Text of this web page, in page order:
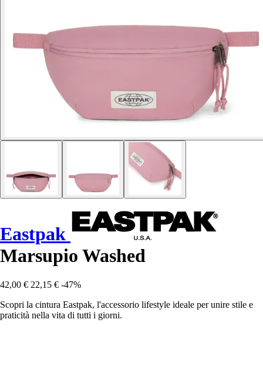
Eastpak
Marsupio Washed
42,00 € 22,15 € -47%
Scopri la cintura Eastpak, l'accessorio lifestyle ideale per unire stile e
praticità nella vita di tutti i giorni.